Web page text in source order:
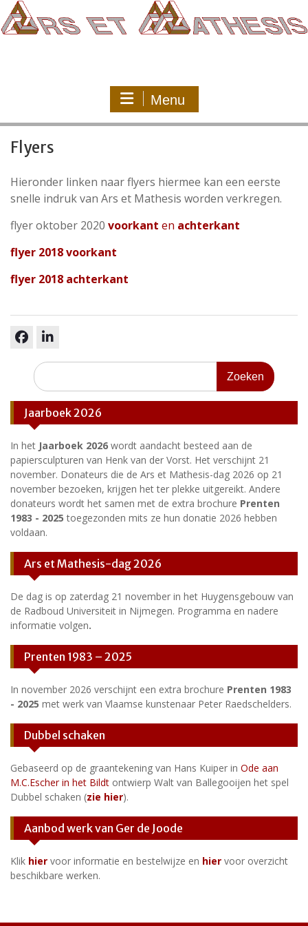
naar
de
Menu
Flyers
Hieronder linken naar flyers hiermee kan een eerste
snelle indruk van Ars et Mathesis worden verkregen.
flyer oktober 2020 voorkant en achterkant
flyer 2018 voorkant
flyer 2018 achterkant
Zoeken
naar:
Jaarboek 2026
In het Jaarboek 2026 wordt aandacht besteed aan de
papiersculpturen van Henk van der Vorst. Het verschijnt 21
november. Donateurs die de Ars et Mathesis-dag 2026 op 21
november bezoeken, krijgen het ter plekke uitgereikt. Andere
donateurs wordt het samen met de extra brochure Prenten
1983 - 2025 toegezonden mits ze hun donatie 2026 hebben
voldaan.
Ars et Mathesis-dag 2026
De dag is op zaterdag 21 november in het Huygensgebouw van
de Radboud Universiteit in Nijmegen. Programma en nadere
informatie volgen.
Prenten 1983 – 2025
In november 2026 verschijnt een extra brochure Prenten 1983
- 2025 met werk van Vlaamse kunstenaar Peter Raedschelders.
Dubbel schaken
Gebaseerd op de graantekening van Hans Kuiper in Ode aan
M.C.Escher in het Bildt ontwierp Walt van Ballegooijen het spel
Dubbel schaken (zie hier).
Aanbod werk van Ger de Joode
Klik hier voor informatie en bestelwijze en hier voor overzicht
beschikbare werken.